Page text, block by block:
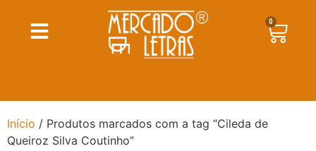
0
Início / Produtos marcados com a tag “Cileda de
Queiroz Silva Coutinho”